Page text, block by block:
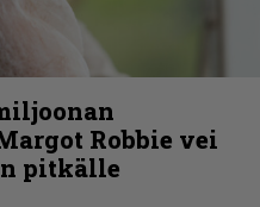
Robbie vei
pitkälle